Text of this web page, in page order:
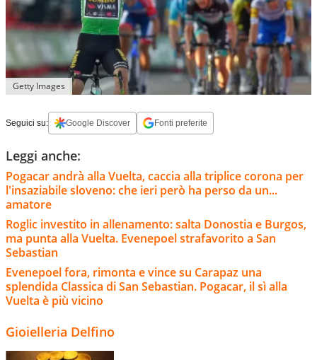
Getty Images
Seguici su: Google Discover Fonti preferite
Leggi anche:
Pogacar andrà alla Vuelta, caccia alla triplice corona per
l'insaziabile sloveno: che ieri però ha perso da un...
amatore
Roglic investito in allenamento: salta Donostia e Burgos,
ma punta alla Vuelta. Evenepoel strafavorito a San
Sebastian
Evenepoel fora, rimonta e vince su Carapaz una
splendida Classica di San Sebastian. Pogacar, il sì alla
Vuelta è più vicino
Gioielleria Delfino